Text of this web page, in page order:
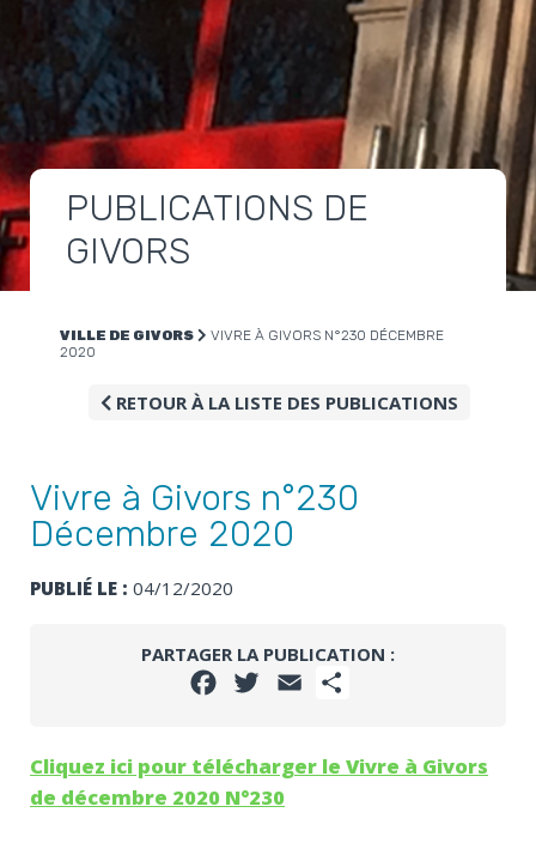
PUBLICATIONS DE
GIVORS
VILLE DE GIVORS
VIVRE À GIVORS N°230 DÉCEMBRE
2020
RETOUR À LA LISTE DES PUBLICATIONS
Vivre à Givors n°230
Décembre 2020
PUBLIÉ LE : 04/12/2020
PARTAGER LA PUBLICATION :
FACEBOOKTWITTER
EMAIL
Cliquez ici pour télécharger le Vivre à Givors
de décembre 2020 N°230